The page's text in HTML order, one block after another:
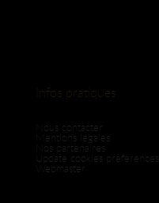
Infos pratiques
Nous contacter
Mentions légales
Nos partenaires
Update cookies preferences
Webmaster